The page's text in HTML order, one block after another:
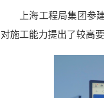
上海工程局集团参
对施工能力提出了较高